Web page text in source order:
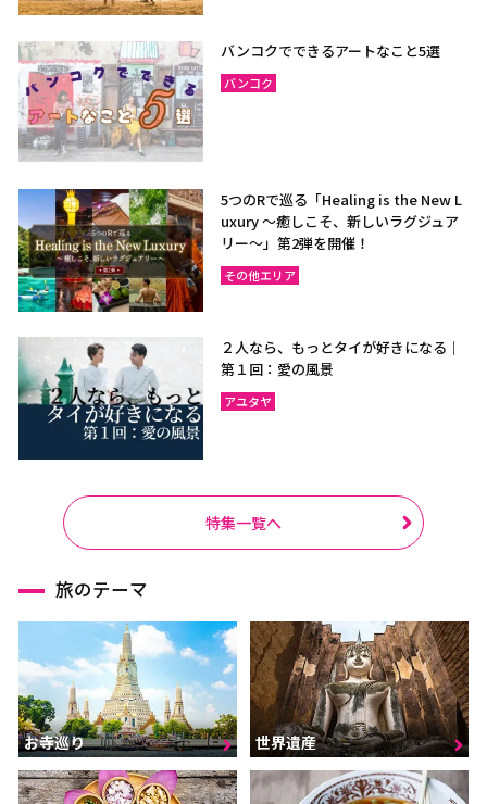
バンコクでできるアートなこと5選
バンコク
5つのRで巡る「Healing is the New L
uxury ～癒しこそ、新しいラグジュア
リー〜」第2弾を開催！
その他エリア
２人なら、もっとタイが好きになる｜
第１回：愛の風景
アユタヤ
特集一覧へ
旅のテーマ
お寺巡り 世界遺産